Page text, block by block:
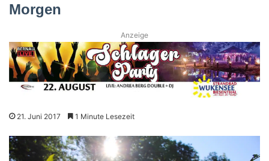
Morgen
Anzeige
21. Juni 2017 1 Minute Lesezeit